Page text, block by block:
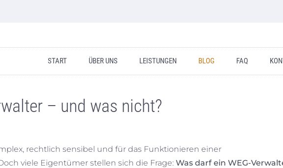
START ÜBER UNS LEISTUNGEN BLOG FAQ
– und was nicht?
rechtlich sensibel und für das Funktionieren einer
viele Eigentümer stellen sich die Frage: Was darf ein WEG-